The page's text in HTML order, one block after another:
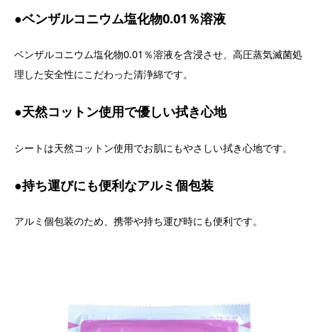
●ベンザルコニウム塩化物0.01％溶液
ベンザルコニウム塩化物0.01％溶液を含浸させ、高圧蒸気滅菌処
理した安全性にこだわった清浄綿です。
●天然コットン使用で優しい拭き心地
シートは天然コットン使用でお肌にもやさしい拭き心地です。
●持ち運びにも便利なアルミ個包装
アルミ個包装のため、携帯や持ち運び時にも便利です。